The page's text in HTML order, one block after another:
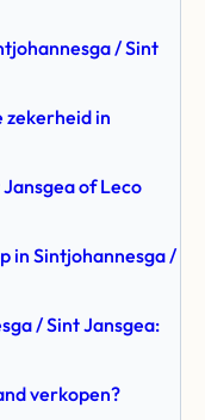
/ Sint
zekerheid in
of Leco
in Sintjohannesga /
/ Sint Jansgea:
verkopen?